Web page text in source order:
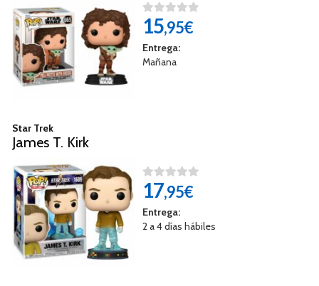
15,95€
Entrega:
Mañana
Star Trek
James T. Kirk
17,95€
Entrega:
2 a 4 días hábiles